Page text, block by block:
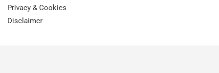
Privacy & Cookies
Disclaimer